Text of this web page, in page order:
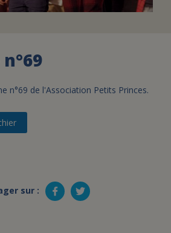
n°69 de l'Association Petits Princes.
sur :